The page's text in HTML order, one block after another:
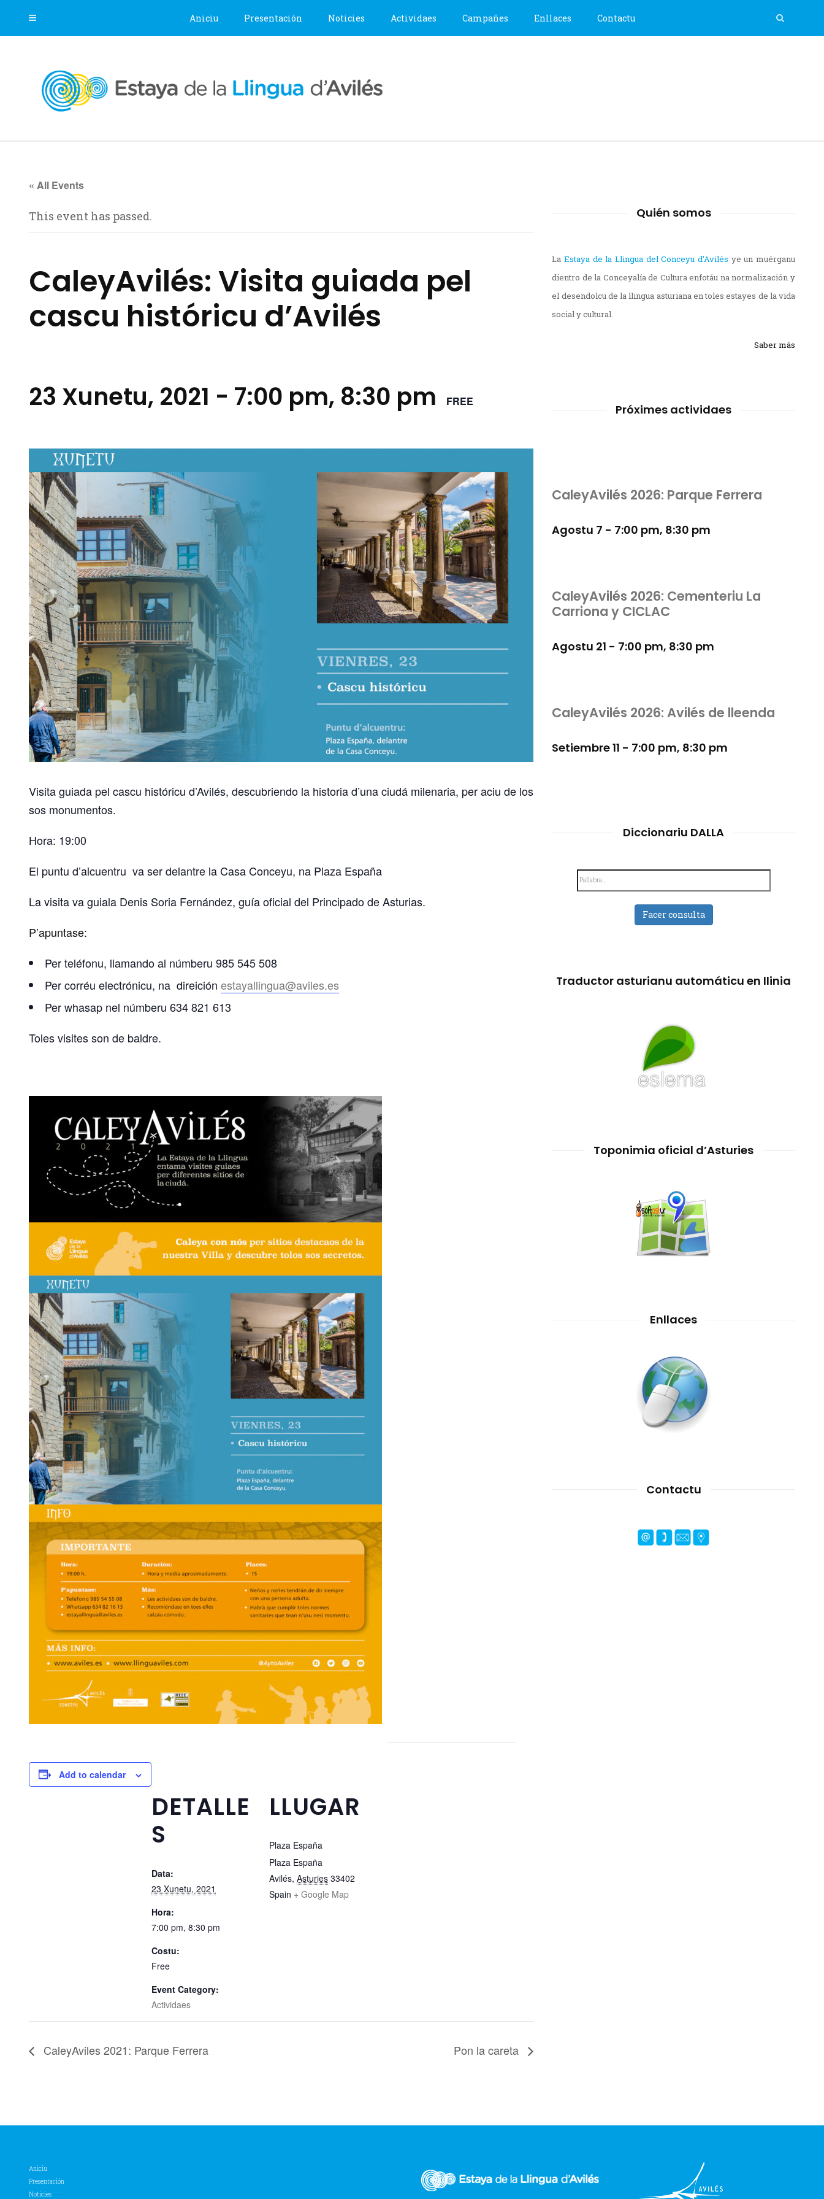
Aniciu Presentación Noticies Actividaes Campañes Enllaces Contactu
« All Events
This event has passed.
CaleyAvilés: Visita guiada pel
cascu históricu d’Avilés
23 Xunetu, 2021 - 7:00 pm, 8:30 pm FREE
Visita guiada pel cascu históricu d’Avilés, descubriendo la historia d’una ciudá milenaria, per aciu de los
sos monumentos.
Hora: 19:00
El puntu d’alcuentru va ser delantre la Casa Conceyu, na Plaza España
La visita va guiala Denis Soria Fernández, guía oficial del Principado de Asturias.
P’apuntase:
Per teléfonu, llamando al númberu 985 545 508
Per corréu electrónicu, na direición estayallingua@aviles.es
Per whasap nel númberu 634 821 613
Toles visites son de baldre.
Add to calendar
DETALLE
S
Data:
23 Xunetu, 2021
Hora:
7:00 pm, 8:30 pm
Costu:
Free
Event Category:
Actividaes
LLUGAR
Plaza España
Plaza España
Avilés, Asturies 33402
Spain + Google Map
CaleyAviles 2021: Parque Ferrera Pon la careta
Quién somos
La Estaya de la Llingua del Conceyu d’Avilés ye un muérganu
dientro de la Conceyalía de Cultura enfotáu na normalización y
el desendolcu de la llingua asturiana en toles estayes de la vida
social y cultural.
Saber más
Próximes actividaes
CaleyAvilés 2026: Parque Ferrera
Agostu 7 - 7:00 pm, 8:30 pm
CaleyAvilés 2026: Cementeriu La
Carriona y CICLAC
Agostu 21 - 7:00 pm, 8:30 pm
CaleyAvilés 2026: Avilés de lleenda
Setiembre 11 - 7:00 pm, 8:30 pm
Diccionariu DALLA
Facer consulta
Traductor asturianu automáticu en llinia
Toponimia oficial d’Asturies
Enllaces
Contactu
Aniciu
Presentación
Noticies